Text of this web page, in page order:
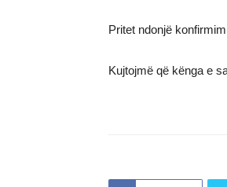
Pritet ndonjë
Kujtojmë që kënga e